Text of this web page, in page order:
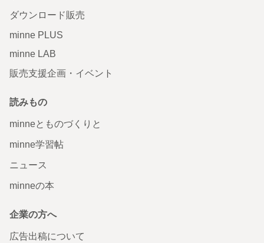
ダウンロード販売
minne PLUS
minne LAB
販売支援企画・イベント
読みもの
minneとものづくりと
minne学習帖
ニュース
minneの本
企業の方へ
広告出稿について